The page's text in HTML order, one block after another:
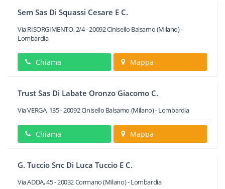
Sem Sas Di Squassi Cesare E C.
Via RISORGIMENTO, 2/4-20092Cinisello Balsamo(Milano) -
Lombardia
Chiama Mappa
Trust Sas Di Labate Oronzo Giacomo C.
Via VERGA, 135-20092Cinisello Balsamo (Milano) -Lombardia
Chiama Mappa
G. Tuccio Snc Di Luca Tuccio E C.
Via ADDA, 45-20032Cormano(Milano) -Lombardia